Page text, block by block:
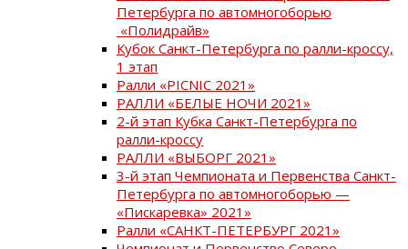
Петербурга по автомногоборью
«Полидрайв»
Кубок Санкт-Петербурга по ралли-кроссу,
1 этап
Ралли «PICNIC 2021»
РАЛЛИ «БЕЛЫЕ НОЧИ 2021»
2-й этап Кубка Санкт-Петербурга по
ралли-кроссу
РАЛЛИ «ВЫБОРГ 2021»
3-й этап Чемпионата и Первенства Санкт-
Петербурга по автомногоборью —
«Пискаревка» 2021»
Ралли «САНКТ-ПЕТЕРБУРГ 2021»